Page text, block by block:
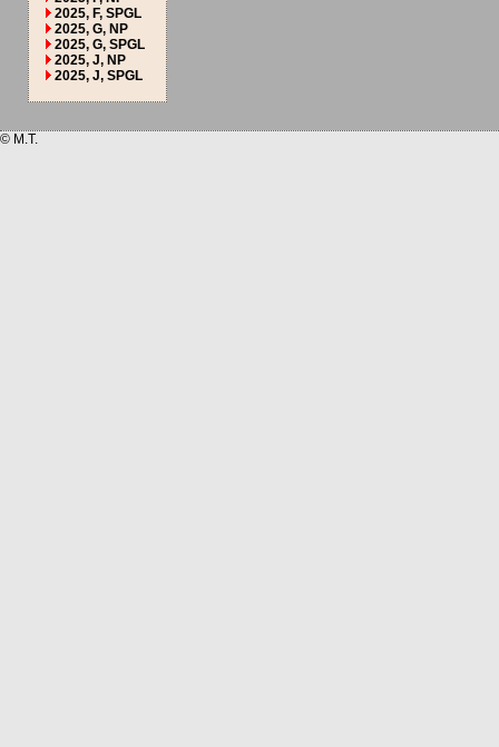
2025, F, SPGL
2025, G, NP
2025, G, SPGL
2025, J, NP
2025, J, SPGL
© M.T.